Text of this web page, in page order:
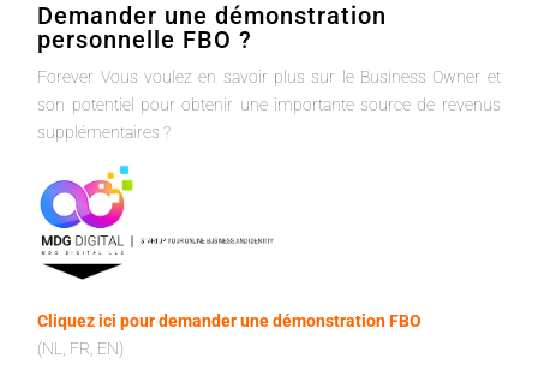
Demander une démonstration
personnelle FBO ?
Forever Vous voulez en savoir plus sur le Business Owner et
son potentiel pour obtenir une importante source de revenus
supplémentaires ?
Cliquez ici pour demander une démonstration FBO
(NL, FR, EN)